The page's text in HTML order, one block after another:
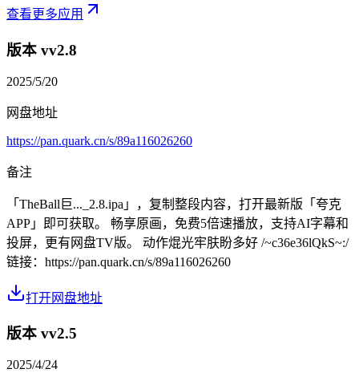
查看更多应用
版本 vv2.8
2025/5/20
网盘地址
https://pan.quark.cn/s/89a116026260
备注
「TheBall巨..._2.8.ipa」，复制整段内容，打开最新版「夸克
APP」即可获取。 畅享原画，免费5倍速播放，支持AI字幕和
投屏，更有网盘TV版。 动作焜光牢肤盼多好 /~c36e36lQkS~:/
链接：https://pan.quark.cn/s/89a116026260
打开网盘地址
版本 vv2.5
2025/4/24